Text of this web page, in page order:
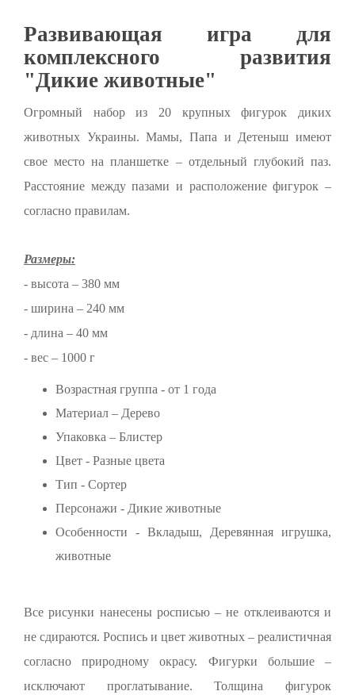
Развивающая игра для
комплексного развития
"Дикие животные"
Огромный набор из 20 крупных фигурок диких
животных Украины. Мамы, Папа и Детеныш имеют
свое место на планшетке – отдельный глубокий паз.
Расстояние между пазами и расположение фигурок –
согласно правилам.
Размеры:
- высота – 380 мм
- ширина – 240 мм
- длина – 40 мм
- вес – 1000 г
Возрастная группа - от 1 года
Материал – Дерево
Упаковка – Блистер
Цвет - Разные цвета
Тип - Сортер
Персонажи - Дикие животные
Особенности - Вкладыш, Деревянная игрушка,
животные
Все рисунки нанесены росписью – не отклеиваются и
не сдираются. Роспись и цвет животных – реалистичная
согласно природному окрасу. Фигурки большие –
исключают проглатывание. Толщина фигурок